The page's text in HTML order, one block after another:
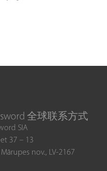
全球联系方式
SIA
37 – 13
nov., LV-2167